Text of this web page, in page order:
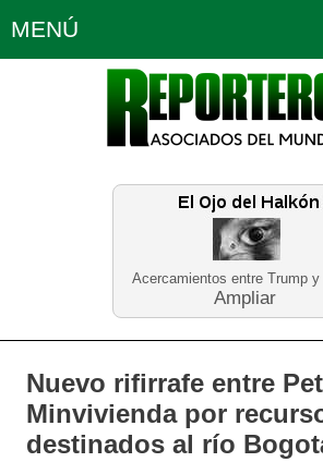
Acercamientos entre Trump y
Ampliar
MENÚ
Política Opinión
Planeta Tierra
Educación
Nuevo rifirrafe entre
Minvivienda por
destinados al río